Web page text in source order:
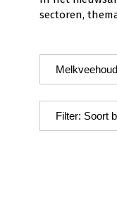
sectoren,